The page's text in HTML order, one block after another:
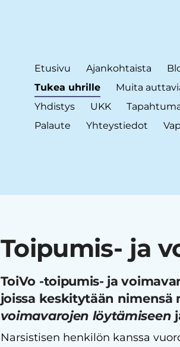
Etusivu Ajankohtaista
Tukea uhrille
Muita
Yhdistys
UKK
Palaute
Yhteystiedot
Toipumis- ja
ToiVo -toipumis- ja
joissa keskitytään nimensä
voimavarojen löytämiseen
Narsistisen henkilön kanssa